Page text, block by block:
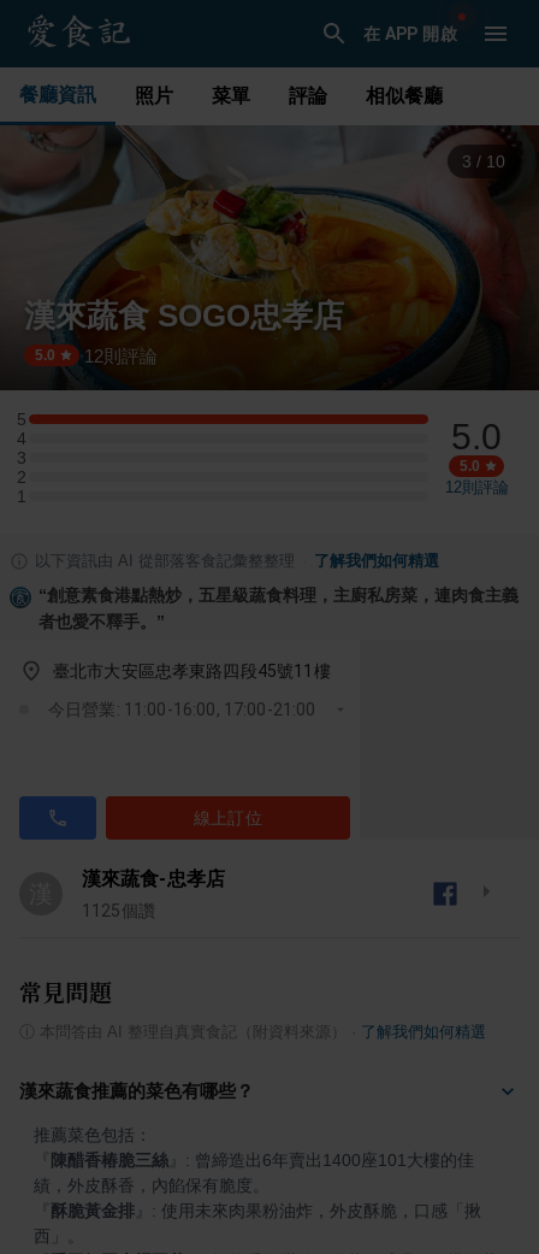
在 APP 開啟
餐廳資訊 照片 菜單 評論 相似餐廳
4 / 10
漢來蔬食 SOGO忠孝店
5.0 ·12 則評論
5
5 星：1 則評論
4
4 星：0 則評論
3
3 星：0 則評論
2
2 星：0 則評論
1
1 星：0 則評論
5.0
5.0
12則評論
以下資訊由 AI 從部落客食記彙整整理 了解我們如何精選
“創意素食港點熱炒，五星級蔬食料理，主廚私房菜，連肉食主義
者也愛不釋手。 ”
臺北市大安區忠孝東路四段45號11樓
今日營業: 11:00-16:00, 17:00-21:00
線上訂位
漢來蔬食-忠孝店
1125個讚
常見問題
本問答由 AI 整理自真實食記（附資料來源） 了解我們如何精選
漢來蔬食推薦的菜色有哪些？
陳醋香椿脆三絲
: 曾締造出6年賣出1400座101大樓的佳
酥脆黃金排
: 使用未來肉果粉油炸，外皮酥脆，口感「揪